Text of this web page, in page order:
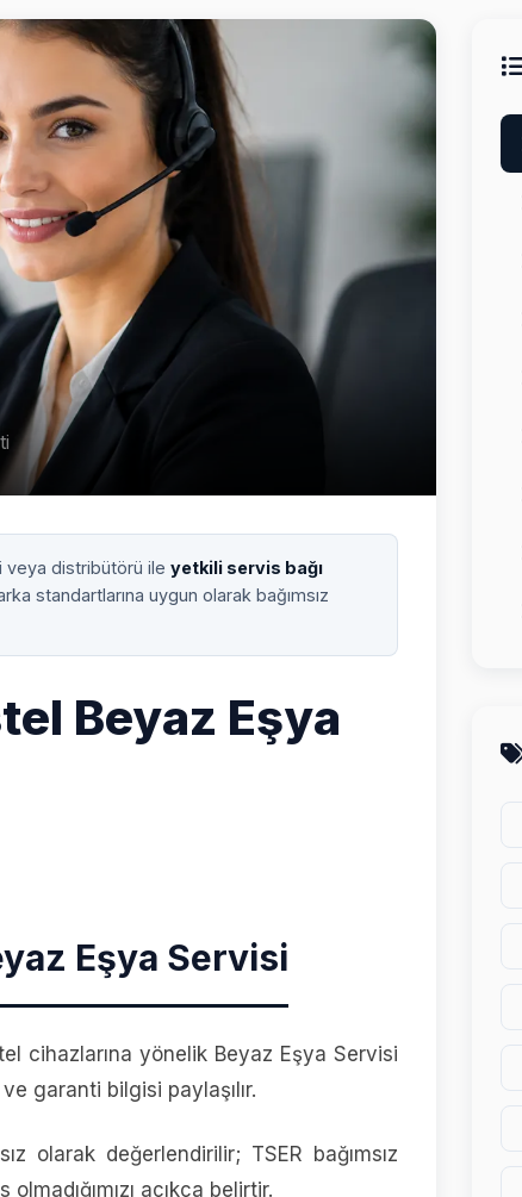
veya distribütörü ileyetkili servis bağı
standartlarına uygun olarak bağımsız
Beyaz Eşya
Eşya Servisi
cihazlarına yönelik Beyaz Eşya Servisi
garanti bilgisi paylaşılır.
olarak değerlendirilir; TSER bağımsız
açıkça belirtir.